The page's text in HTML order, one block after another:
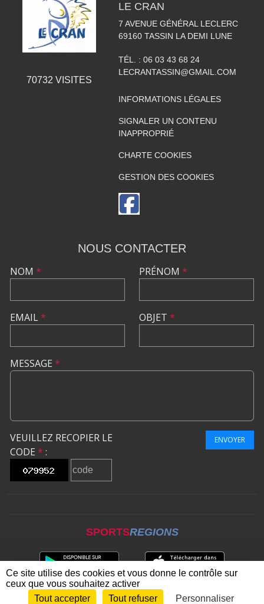
70732 VISITES
LE CRAN
7 AVENUE GÉNÉRAL LECLERC
69160 TASSIN LA DEMI LUNE
TÉL. : 06 03 43 68 24
LECRANTASSIN@GMAIL.COM
INFORMATIONS LÉGALES
SIGNALER UN CONTENU
INAPPROPRIÉ
CHARTE COOKIES
GESTION DES COOKIES
NOUS CONTACTER
NOM *
EMAIL*
PRÉNOM *
OBJET *
MESSAGE *
VEUILLEZ RECOPIER LE
CODE * :
ENVOYER
SPORTSREGIONS
Envie de participer ? CONNEXION
Ce site utilise des cookies et vous donne le contrôle sur
ceux que vous souhaitez activer
Tout accepter
Tout refuser Personnaliser